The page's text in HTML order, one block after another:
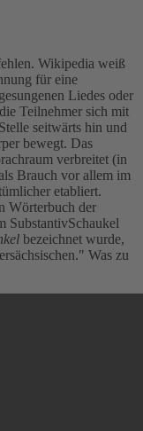
Wikipedia weiß
für eine
Liedes oder
Teilnehmer sich mit
seitwärts hin und
bewegt. Das
verbreitet (in
Brauch vor allem im
etabliert.
Wörterbuch der
SubstantivSchaukel
bezeichnet wurde,
Was zu